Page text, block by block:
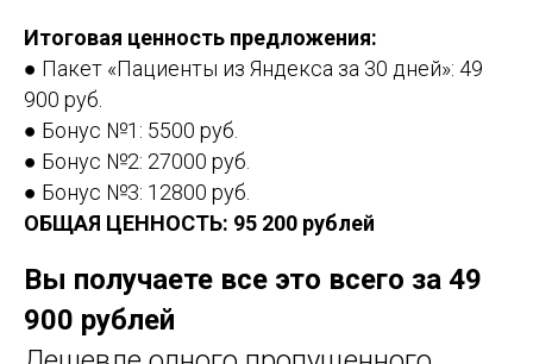
Итоговая ценность предложения:
● Пакет «Пациенты из Яндекса за 30 дней»: 49
900 руб.
● Бонус №1: 5500 руб.
● Бонус №2: 27000 руб.
● Бонус №3: 12800 руб.
ОБЩАЯ ЦЕННОСТЬ: 95 200 рублей
Вы получаете все это всего за 49
900 рублей